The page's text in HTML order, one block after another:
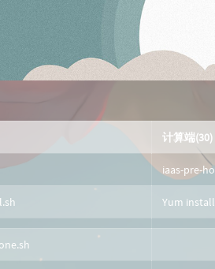
计算端(30)
iaas-pre-
Yum